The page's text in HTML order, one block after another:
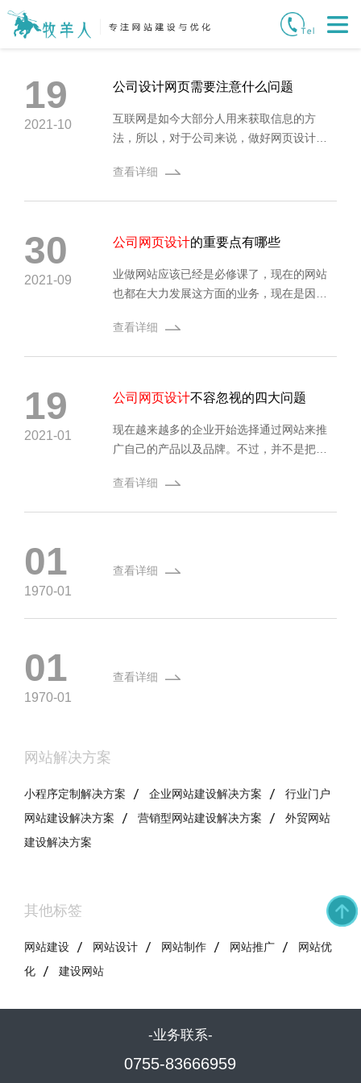
19
2021-10
公司设计网页需要注意什么问题
互联网是如今大部分人用来获取信息的方
法，所以，对于公司来说，做好网页设计是
设计网页需要注意哪些问题。
查看详细
30
2021-09
公司网页设计的重要点有哪些
业做网站应该已经是必修课了，现在的网站
也都在大力发展这方面的业务，现在是因特
连接因特网的桥梁，也是企业界最好的帮
这是什么原因。
查看详细
19
2021-01
公司网页设计不容忽视的四大问题
现在越来越多的企业开始选择通过网站来推
广自己的产品以及品牌。不过，并不是把网
想要让网站有吸引力，
查看详细
01
1970-01
查看详细
01
1970-01
查看详细
网站解决方案
小程序定制解决方案 企业网站建设解决方案
行业门户
网站建设解决方案
营销型网站建设解决方案
外贸网站
建设解决方案
其他标签
网站建设 网站设计 网站制作 网站推广
网站优
化
建设网站
-业务联系-
0755-83666959